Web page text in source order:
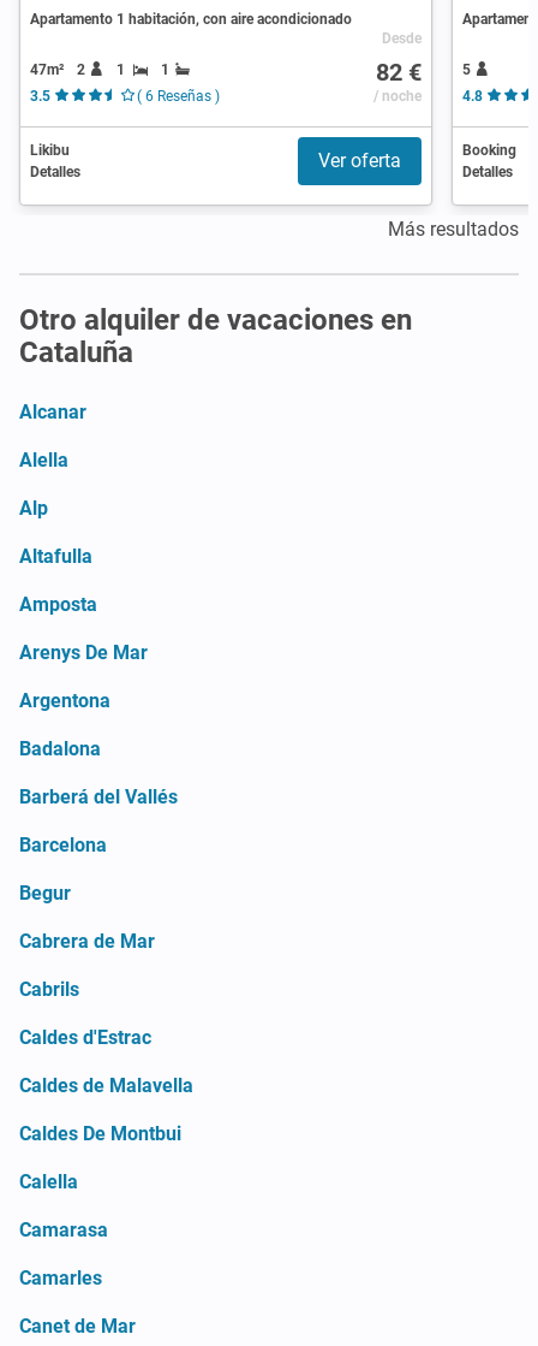
Apartamento 1 habitación, con aire acondicionado
47m² 2 1
1
3.5
( 6 Reseñas )
Desde
82 €
/ noche
Likibu
Detalles
Ver oferta
5
4.8
Booking
Detalles
Más resultados
Otro alquiler de vacaciones en
Cataluña
Alcanar
Alella
Alp
Altafulla
Amposta
Arenys De Mar
Argentona
Badalona
Barberá del Vallés
Barcelona
Begur
Cabrera de Mar
Cabrils
Caldes d'Estrac
Caldes de Malavella
Caldes De Montbui
Calella
Camarasa
Camarles
Canet de Mar